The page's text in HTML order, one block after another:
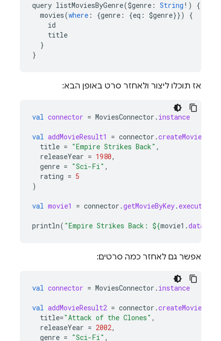
query listMoviesByGenre($genre : String ! )
{
movies(where : {genre : {eq : $genre}})
{
id
title
}
}
אז תוכלו ליצור ולאחזר סרט באופן הבא:
val connector = MoviesConnector . instance
val addMovieResult1 = connector .createMovie
title = "Empire Strikes Back" ,
releaseYear = 1980,
genre = "Sci-Fi" ,
rating = 5
)
val movie1 = connector .getMovieByKey. execute
println( "Empire Strikes Back: ${movie1 .data
אפשר גם לאחזר כמה סרטים:
val connector = MoviesConnector . instance
val addMovieResult2 = connector .createMovie
title="Attack of the Clones" ,
releaseYear = 2002,
genre = "Sci-Fi" ,